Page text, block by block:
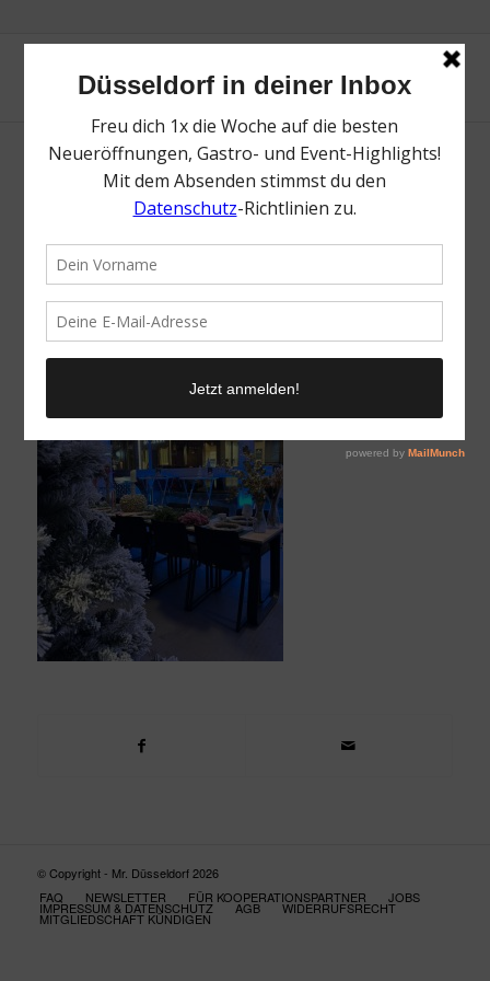
Adventskranzbinden Stabkerzen Special |
© Copyright - Mr. Düsseldorf 2026
FAQ
NEWSLETTER FÜR KOOPERATIONSPARTNER JOBS
IMPRESSUM & DATENSCHUTZ AGB WIDERRUFSRECHT
MITGLIEDSCHAFT KÜNDIGEN